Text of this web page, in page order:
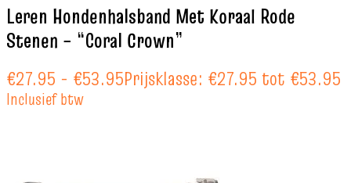
Leren Hondenhalsband Met Koraal Rode
Stenen – “Coral Crown”
€27.95 - €53.95Prijsklasse: €27.95 tot €53.95
Inclusief btw